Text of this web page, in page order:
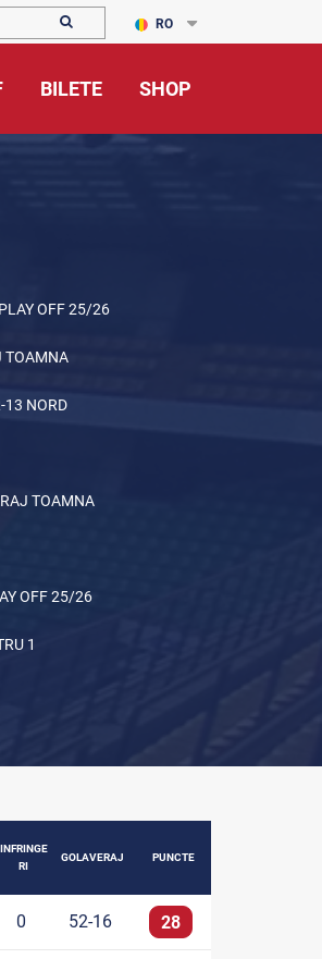
RO
BILETE SHOP
OFF 25/26
TOAMNA
13 NORD
TOAMNA
OFF 25/26
1
INFRINGE
RI
GOLAVERAJ PUNCTE
0 52-16 28